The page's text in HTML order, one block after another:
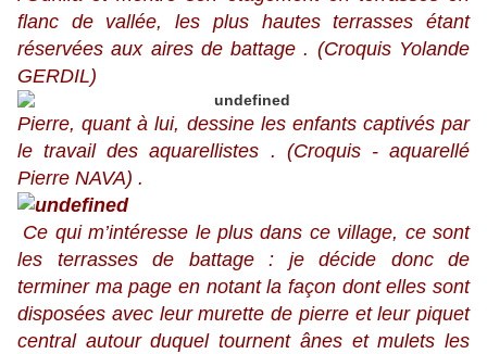
flanc de vallée, les plus hautes terrasses étant
réservées aux aires de battage . (Croquis Yolande
GERDIL)
Pierre, quant à lui, dessine les enfants captivés par
le travail des aquarellistes . (Croquis - aquarellé
Pierre NAVA) .
Ce qui m’intéresse le plus dans ce village, ce sont
les terrasses de battage : je décide donc de
terminer ma page en notant la façon dont elles sont
disposées avec leur murette de pierre et leur piquet
central autour duquel tournent ânes et mulets les